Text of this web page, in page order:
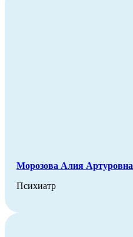
Морозова Алия Артуровна
Психиатр